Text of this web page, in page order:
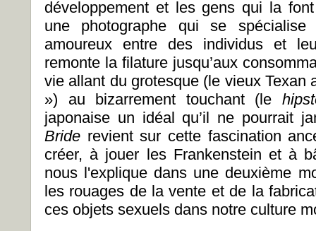
développement et les gens qui la font
une photographe qui se
amoureux entre des individus et
remonte la filature jusqu’aux
vie allant du grotesque (le vieux Texan
») au bizarrement touchant (le
japonaise un idéal qu’il ne pourrait
Bride revient sur cette fascination
créer, à jouer les Frankenstein et à
nous l'explique dans une deuxième
les rouages de la vente et de la
ces objets sexuels dans notre culture